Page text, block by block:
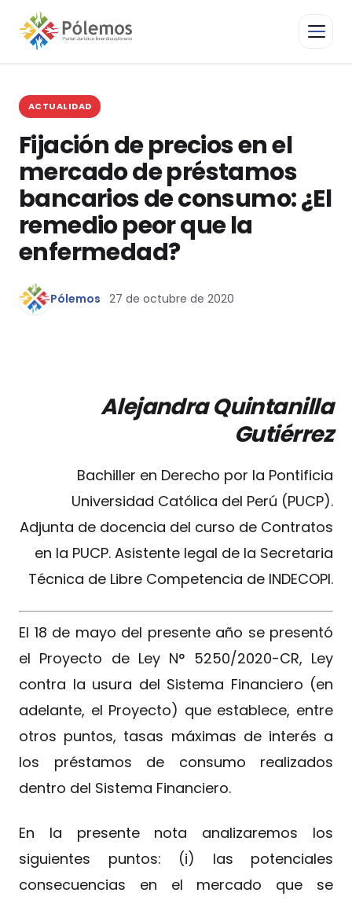
ACTUALIDAD
Fijación de precios en el
mercado de préstamos
bancarios de consumo: ¿El
remedio peor que la
enfermedad?
Pólemos 27 de octubre de 2020
Alejandra Quintanilla
Gutiérrez
Bachiller en Derecho por la Pontificia
Universidad Católica del Perú (PUCP).
Adjunta de docencia del curso de Contratos
en la PUCP. Asistente legal de la Secretaria
Técnica de Libre Competencia de INDECOPI.
El 18 de mayo del presente año se presentó
el Proyecto de Ley N° 5250/2020-CR, Ley
contra la usura del Sistema Financiero (en
adelante, el Proyecto) que establece, entre
otros puntos, tasas máximas de interés a
los préstamos de consumo realizados
dentro del Sistema Financiero.
En la presente nota analizaremos los
siguientes puntos: (i) las potenciales
consecuencias en el mercado que se